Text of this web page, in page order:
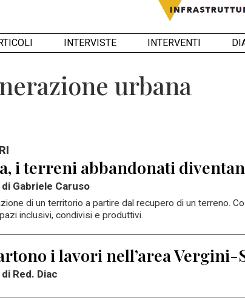
INTERVISTE INTERVENTI
urbana
i terreni abbandonati
di Gabriele Caruso
di un territorio a partire dal recupero di un terreno.
inclusivi, condivisi e produttivi.
i lavori nell’area Vergini-
di Red. Diac